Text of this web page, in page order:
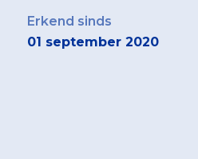
Erkend sinds
01 september 2020